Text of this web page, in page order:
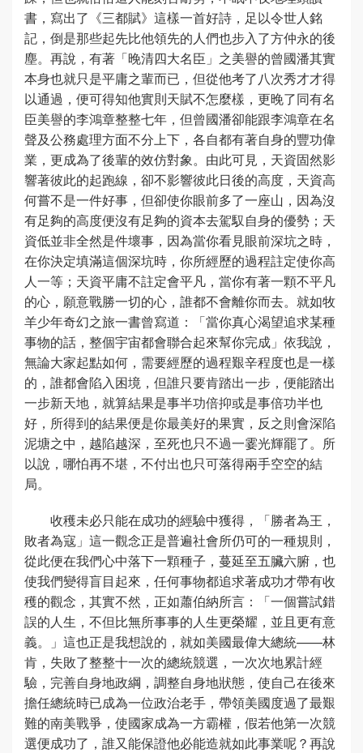
書，寫出了《三都賦》這樣一首好詩，足以令世人銘
記，倒是那些起先比他領先的人們也步入了方仲永的後
塵。再說，有著「晚清四大名臣」之美譽的曾國潘其實
本身也就只是平庸之輩而已，但從他考了八次秀才才得
以通過，便可得知他實則天賦不怎麼樣，更晚了同有名
臣美譽的李鴻章整整七年，但曾國潘卻能跟李鴻章在名
聲及公務處理方面不分上下，各自都有著自身的豐功偉
業，更成為了後輩的效仿對象。由此可見，天資固然影
響著彼此的起跑線，卻不影響彼此日後的高度，天資高
何嘗不是一件好事，但卻使你眼前多了一座山，因為沒
有足夠的高度便沒有足夠的資本去駕馭自身的優勢；天
資低並非全然是件壞事，因為當你看見眼前深坑之時，
在你決定填滿這個深坑時，你所經歷的過程註定使你高
人一等；天資平庸不註定會平凡，當你有著一顆不平凡
的心，願意戰勝一切的心，誰都不會離你而去。就如牧
羊少年奇幻之旅一書曾寫道：「當你真心渴望追求某種
事物的話，整個宇宙都會聯合起來幫你完成」依我說，
無論大家起點如何，需要經歷的過程艱辛程度也是一樣
的，誰都會陷入困境，但誰只要肯踏出一步，便能踏出
一步新天地，就算結果是事半功倍抑或是事倍功半也
好，所得到的結果便是你最美好的果實，反之則會深陷
泥塘之中，越陷越深，至死也只不過一霎光輝罷了。所
以說，哪怕再不堪，不付出也只可落得兩手空空的結
局。
收穫未必只能在成功的經驗中獲得，「勝者為王，
敗者為寇」這一觀念正是普遍社會所仍可的一種規則，
從此便在我們心中落下一顆種子，蔓延至五臟六腑，也
使我們變得盲目起來，任何事物都追求著成功才帶有收
穫的觀念，其實不然，正如蕭伯納所言：「一個嘗試錯
誤的人生，不但比無所事事的人生更榮耀，並且更有意
義。」這也正是我想說的，就如美國最偉大總統——林
肯，失敗了整整十一次的總統競選，一次次地累計經
驗，完善自身地政綱，調整自身地狀態，使自己在後來
擔任總統時已成為一位政治老手，帶領美國度過了最艱
難的南美戰爭，使國家成為一方霸權，假若他第一次競
選便成功了，誰又能保證他必能造就如此事業呢？再說